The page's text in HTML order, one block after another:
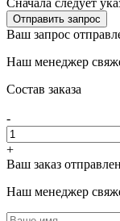
Сначала следует
Отправить запрос
Ваш запрос
Наш менеджер
Состав заказа
-
+
Ваш заказ
Наш менеджер